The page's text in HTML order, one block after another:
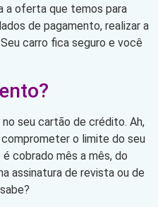
a oferta que temos para
de pagamento, realizar a
carro fica seguro e você
seu cartão de crédito. Ah,
o limite do seu
cobrado mês a mês, do
assinatura de revista ou de